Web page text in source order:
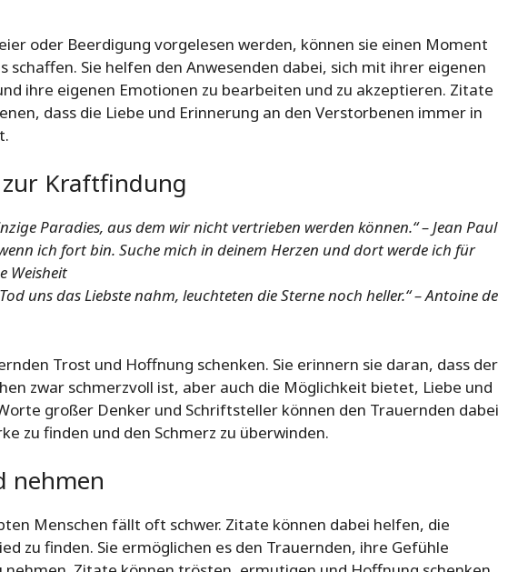
oder Beerdigung vorgelesen werden, können sie einen Moment
schaffen. Sie helfen den Anwesenden dabei, sich mit ihrer eigenen
ihre eigenen Emotionen zu bearbeiten und zu akzeptieren. Zitate
dass die Liebe und Erinnerung an den Verstorbenen immer in
Kraftfindung
Paradies, aus dem wir nicht vertrieben werden können.“ – Jean Paul
ich fort bin. Suche mich in deinem Herzen und dort werde ich für
Weisheit
uns das Liebste nahm, leuchteten die Sterne noch heller.“ – Antoine de
Trost und Hoffnung schenken. Sie erinnern sie daran, dass der
zwar schmerzvoll ist, aber auch die Möglichkeit bietet, Liebe und
großer Denker und Schriftsteller können den Trauernden dabei
zu finden und den Schmerz zu überwinden.
nehmen
Menschen fällt oft schwer. Zitate können dabei helfen, die
zu finden. Sie ermöglichen es den Trauernden, ihre Gefühle